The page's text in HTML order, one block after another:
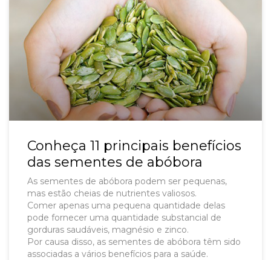
Conheça 11 principais benefícios
das sementes de abóbora
As sementes de abóbora podem ser pequenas,
mas estão cheias de nutrientes valiosos.
Comer apenas uma pequena quantidade delas
pode fornecer uma quantidade substancial de
gorduras saudáveis, magnésio e zinco.
Por causa disso, as sementes de abóbora têm sido
associadas a vários benefícios para a saúde.